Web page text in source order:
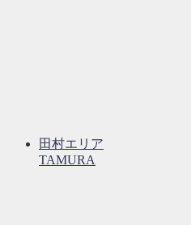
田村エリア
TAMURA